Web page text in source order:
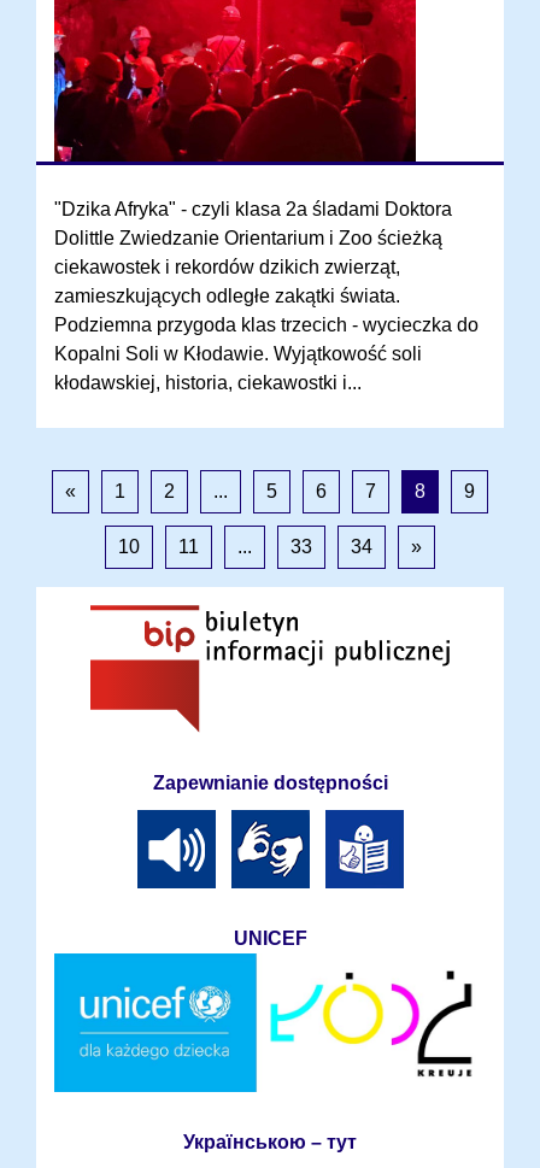
Zapewnianie dostępności
UNICEF
Українською – тут
"Dzika Afryka" - czyli klasa 2a śladami Doktora
Dolittle Zwiedzanie Orientarium i Zoo ścieżką
ciekawostek i rekordów dzikich zwierząt,
zamieszkujących odległe zakątki świata.
Podziemna przygoda klas trzecich - wycieczka do
Kopalni Soli w Kłodawie. Wyjątkowość soli
kłodawskiej, historia, ciekawostki i...
« 1 2 ... 5 6 7 8 9
10 11 ... 33 34 »